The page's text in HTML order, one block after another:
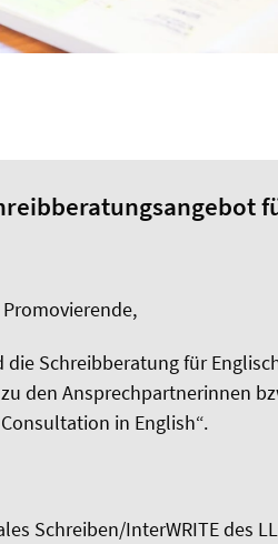
die Schreibberatung für
den Ansprechpartnerinnen
in English“.
Schreiben/InterWRITE des